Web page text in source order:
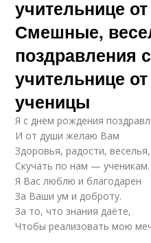
учительнице
Смешные,
поздравления
учительнице
ученицы
Я с днем рождения
И от души желаю Вам
Здоровья, радости, веселья,
Скучать по нам — ученикам.
Я Вас люблю и благодарен
За Ваши ум и доброту.
За то, что знания даёте,
Чтобы реализовать мою